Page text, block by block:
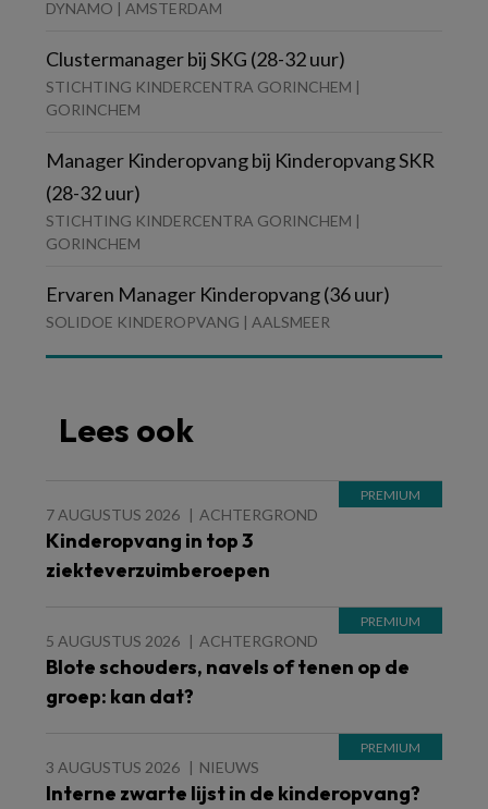
DYNAMO | AMSTERDAM
Clustermanager bij SKG (28-32 uur)
STICHTING KINDERCENTRA GORINCHEM |
GORINCHEM
Manager Kinderopvang bij Kinderopvang SKR
(28-32 uur)
STICHTING KINDERCENTRA GORINCHEM |
GORINCHEM
Ervaren Manager Kinderopvang (36 uur)
SOLIDOE KINDEROPVANG | AALSMEER
Lees ook
7 AUGUSTUS 2026 ACHTERGROND
Kinderopvang in top 3
ziekteverzuimberoepen
5 AUGUSTUS 2026 ACHTERGROND
Blote schouders, navels of tenen op de
groep: kan dat?
3 AUGUSTUS 2026 NIEUWS
Interne zwarte lijst in de kinderopvang?